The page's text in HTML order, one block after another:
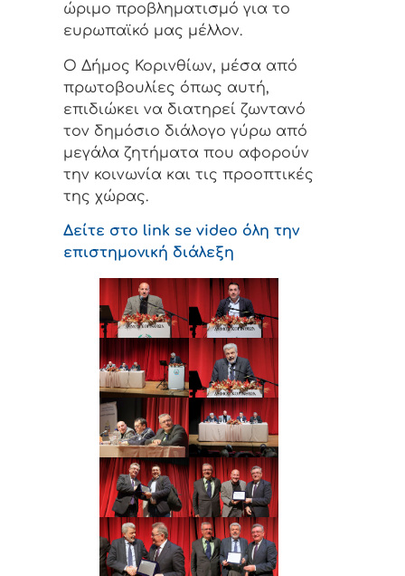
ώριμο προβληματισμό για το
ευρωπαϊκό μας μέλλον.
Ο Δήμος Κορινθίων, μέσα από
πρωτοβουλίες όπως αυτή,
επιδιώκει να διατηρεί ζωντανό
τον δημόσιο διάλογο γύρω από
μεγάλα ζητήματα που αφορούν
την κοινωνία και τις προοπτικές
της χώρας.
Δείτε στο link se video όλη την
επιστημονική διάλεξη